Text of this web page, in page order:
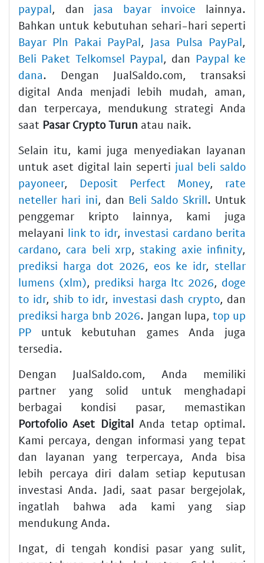
paypal, dan jasa bayar invoice lainnya.
Bahkan untuk kebutuhan sehari-hari seperti
Bayar Pln Pakai PayPal, Jasa Pulsa PayPal,
Beli Paket Telkomsel Paypal, dan Paypal ke
dana. Dengan JualSaldo.com, transaksi
digital Anda menjadi lebih mudah, aman,
dan terpercaya, mendukung strategi Anda
saat Pasar Crypto Turun atau naik.
Selain itu, kami juga menyediakan layanan
untuk aset digital lain seperti jual beli saldo
payoneer, Deposit Perfect Money, rate
neteller hari ini, dan Beli Saldo Skrill. Untuk
penggemar kripto lainnya, kami juga
melayani link to idr, investasi cardano berita
cardano, cara beli xrp,staking axie infinity,
prediksi harga dot 2026, eos ke idr, stellar
lumens (xlm), prediksi harga ltc 2026, doge
to idr, shib to idr, investasi dash crypto, dan
prediksi harga bnb 2026. Jangan lupa, top up
PP untuk kebutuhan games Anda juga
tersedia.
Dengan JualSaldo.com, Anda memiliki
partner yang solid untuk menghadapi
berbagai kondisi pasar, memastikan
Portofolio Aset DigitalAnda tetap optimal.
Kami percaya, dengan informasi yang tepat
dan layanan yang terpercaya, Anda bisa
lebih percaya diri dalam setiap keputusan
investasi Anda. Jadi, saat pasar bergejolak,
ingatlah bahwa ada kami yang siap
mendukung Anda.
Ingat, di tengah kondisi pasar yang sulit,